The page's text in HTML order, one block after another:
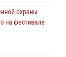
в клубе
охраны
на фестивале